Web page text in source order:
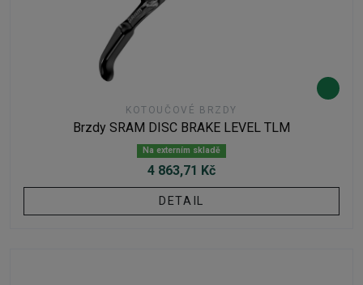
KOTOUČOVÉ BRZDY
Brzdy SRAM DISC BRAKE LEVEL TLM
Na externím skladě
4 863,71 Kč
DETAIL